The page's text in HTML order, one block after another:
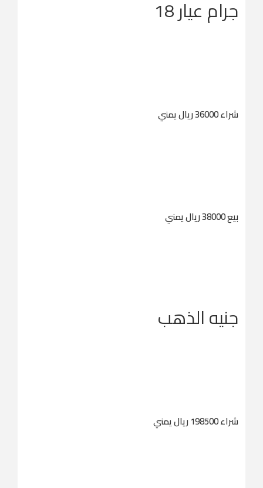
جرام عيار 18
شراء 36000 ريال يمني
بيع 38000 ريال يمني
جنيه الذهب
شراء 198500 ريال يمني